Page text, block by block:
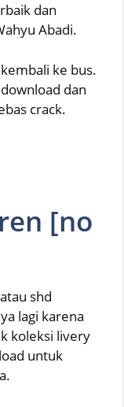
dan
Abadi.
ke bus.
dan
crack.
[no
shd
lagi karena
koleksi livery
untuk